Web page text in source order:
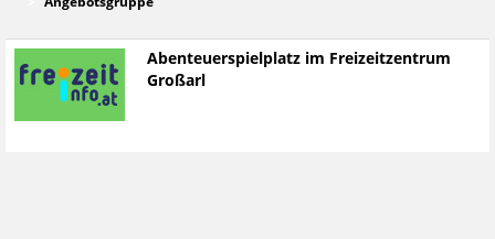
Abenteuerspielplatz im Freizeitzentrum
Großarl